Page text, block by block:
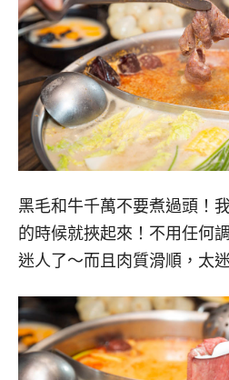
黑毛和牛千萬不要煮過頭！
的時候就挾起來！不用任何
迷人了～而且肉質滑順，太